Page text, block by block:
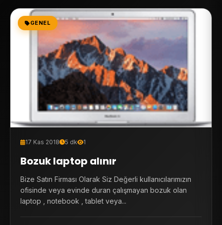
GENEL
17 Kas 2018 5 dk 1
Bozuk laptop alınır
Bize Satın Firması Olarak Siz Değerli kullanıcılarımızın
ofisinde veya evinde duran çalışmayan bozuk olan
laptop , notebook , tablet veya...